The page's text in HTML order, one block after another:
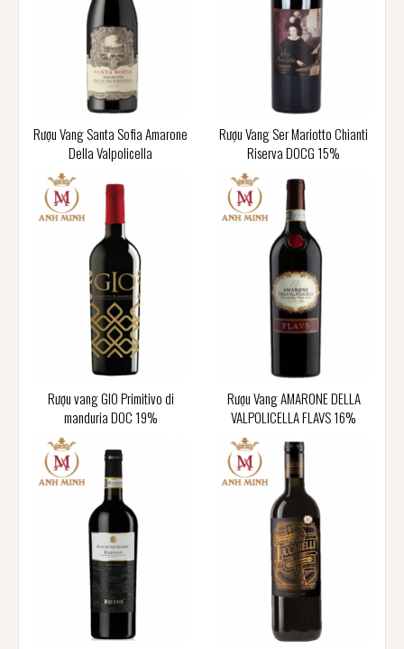
Rượu Vang Santa Sofia Amarone
Della Valpolicella
Rượu Vang Ser Mariotto Chianti
Riserva DOCG 15%
Rượu vang GIO Primitivo di
manduria DOC 19%
Rượu Vang AMARONE DELLA
VALPOLICELLA FLAVS 16%